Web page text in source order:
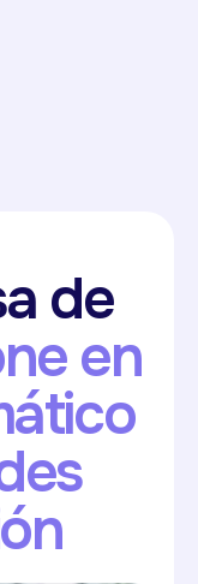
de
en